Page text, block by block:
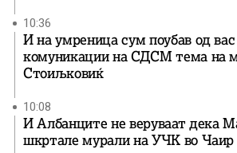
10:36
И на умреница сум поубав од
комуникации на СДСМ тема на
Стоиљковиќ
10:08
И Албанците не веруваат дека
шкртале мурали на УЧК во Чаир